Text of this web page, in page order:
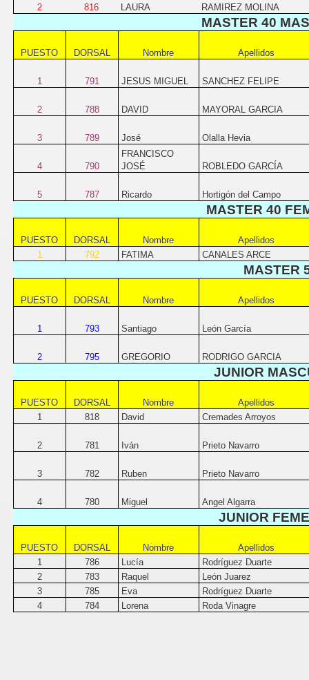
2
816 LAURA RAMIREZ MOLINA
MASTER 40
PUESTO DORSAL Nombre Apellidos
1 791 JESUS MIGUEL SANCHEZ FELIPE
2 788 DAVID MAYORAL GARCIA
3 789 José Olalla Hevia
4 790
FRANCISCO
JOSÉ
ROBLEDO GARCÍA
5 787 Ricardo Hortigón del Campo
MASTER 40
PUESTO DORSAL Nombre
Apellidos
1
792 FATIMA CANALES ARCE
MASTER
PUESTO DORSAL Nombre Apellidos
1 793 Santiago León García
2 795 GREGORIO RODRIGO GARCIA
JUNIOR
PUESTO DORSAL Nombre
Apellidos
1
818 David Cremades Arroyos
2 781 Iván Prieto Navarro
3 782 Ruben Prieto Navarro
4 780 Miguel Angel Algarra
JUNIOR
PUESTO DORSAL Nombre
Apellidos
1
786 Lucía
Rodríguez Duarte
2
783 Raquel
León Juarez
3
785 Eva
Rodríguez Duarte
4
784 Lorena Roda Vinagre